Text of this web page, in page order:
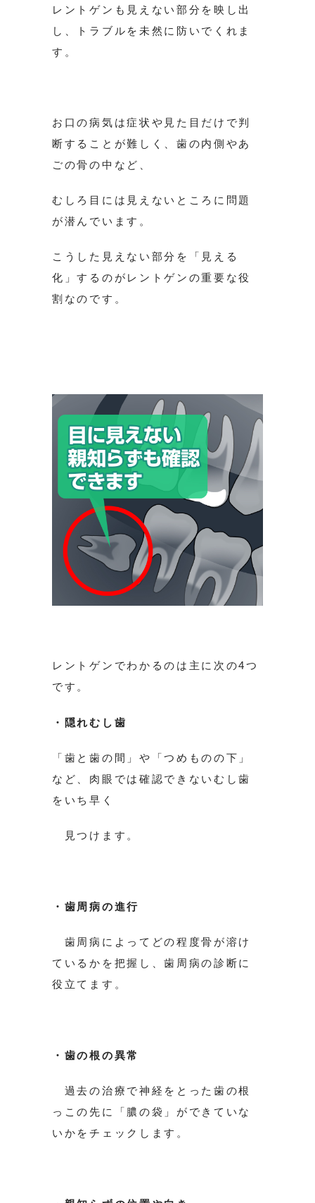
レントゲンも見えない部分を映し出
し、トラブルを未然に防いでくれま
す。
お口の病気は症状や見た目だけで判
断することが難しく、歯の内側やあ
ごの骨の中など、
むしろ目には見えないところに問題
が潜んでいます。
こうした見えない部分を「見える
化」するのがレントゲンの重要な役
割なのです。
レントゲンでわかるのは主に次の4つ
です。
・隠れむし歯
「歯と歯の間」や「つめものの下」
など、肉眼では確認できないむし歯
をいち早く
見つけます。
・歯周病の進行
歯周病によってどの程度骨が溶け
ているかを把握し、歯周病の診断に
役立てます。
・歯の根の異常
過去の治療で神経をとった歯の根
っこの先に「膿の袋」ができていな
いかをチェックします。